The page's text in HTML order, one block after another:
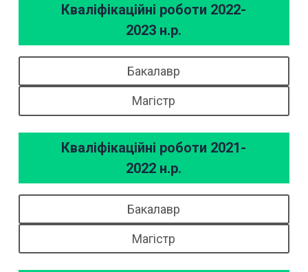
Кваліфікаційні роботи 2022-
2023 н.р.
Бакалавр
Магістр
Кваліфікаційні роботи 2021-
2022 н.р.
Бакалавр
Магістр